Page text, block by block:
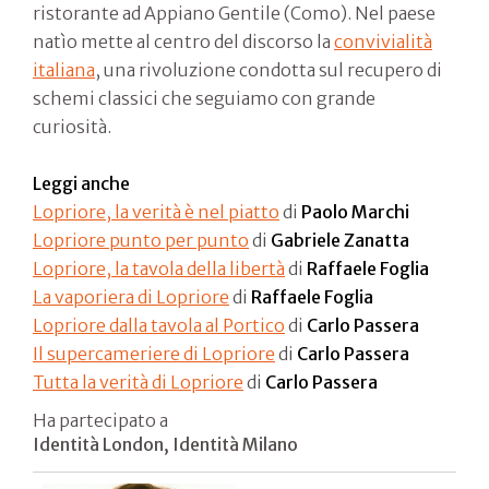
ristorante ad Appiano Gentile (Como). Nel paese
natìo mette al centro del discorso la convivialità
italiana, una rivoluzione condotta sul recupero di
schemi classici che seguiamo con grande
curiosità.
Leggi anche
Lopriore, la verità è nel piatto di Paolo Marchi
Lopriore punto per punto di Gabriele Zanatta
Lopriore, la tavola della libertà di Raffaele Foglia
La vaporiera di Lopriore di Raffaele Foglia
Lopriore dalla tavola al Portico di Carlo Passera
Il supercameriere di Lopriore di Carlo Passera
Tutta la verità di Lopriore di Carlo Passera
Ha partecipato a
Identità London, Identità Milano